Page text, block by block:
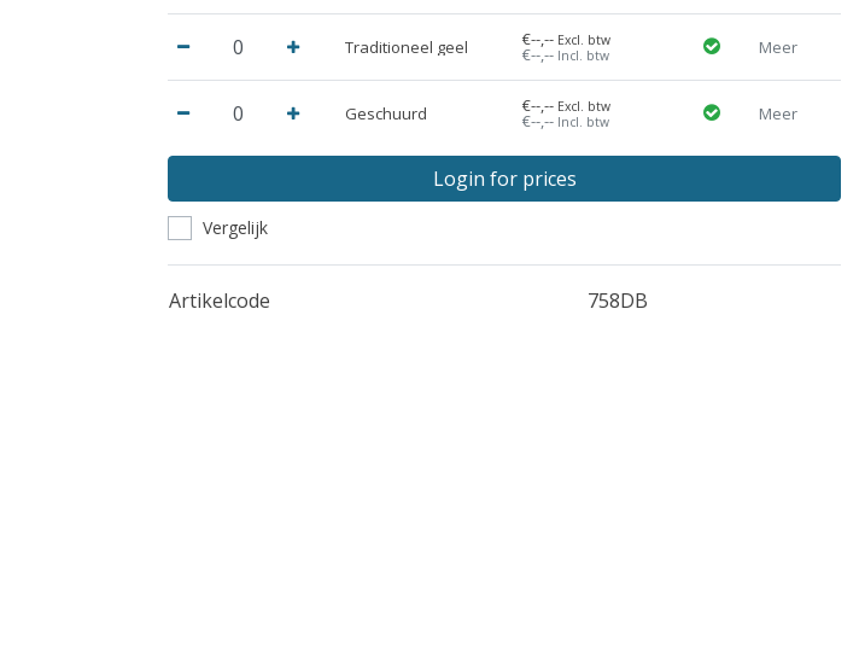
Traditioneel geel €--,-- Excl. btw
€--,-- Incl. btw Meer
Geschuurd €--,-- Excl. btw
€--,-- Incl. btw Meer
Login for prices
Vergelijk
Artikelcode 758DB